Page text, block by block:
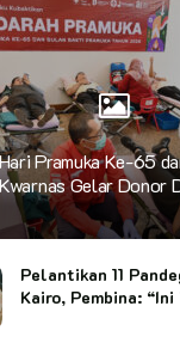
Pramuka Ke-65
Gelar Donor
Pelantikan 11
Kairo, Pembina: